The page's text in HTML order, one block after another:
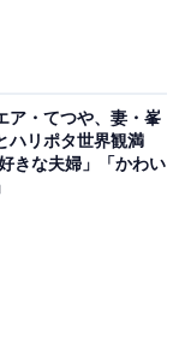
ア・てつや、妻・峯
ハリポタ世界観満
きな夫婦」「かわい